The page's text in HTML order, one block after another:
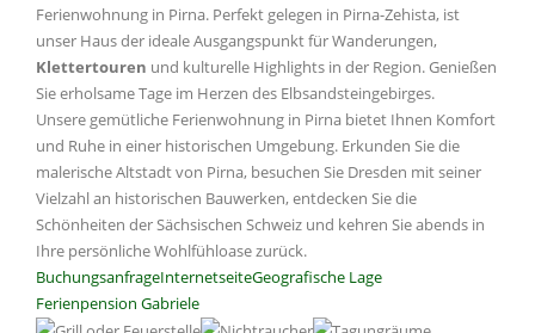
Ferienwohnung in Pirna. Perfekt gelegen in Pirna-Zehista, ist
unser Haus der ideale Ausgangspunkt für Wanderungen,
Klettertouren und kulturelle Highlights in der Region. Genießen
Sie erholsame Tage im Herzen des Elbsandsteingebirges.
Unsere gemütliche Ferienwohnung in Pirna bietet Ihnen Komfort
und Ruhe in einer historischen Umgebung. Erkunden Sie die
malerische Altstadt von Pirna, besuchen Sie Dresden mit seiner
Vielzahl an historischen Bauwerken, entdecken Sie die
Schönheiten der Sächsischen Schweiz und kehren Sie abends in
Ihre persönliche Wohlfühloase zurück.
BuchungsanfrageInternetseiteGeografische Lage
Ferienpension Gabriele